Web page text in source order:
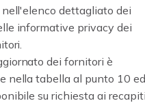
dettagliato dei
informative privacy dei
dei fornitori è
nella tabella al punto 10
su richiesta ai